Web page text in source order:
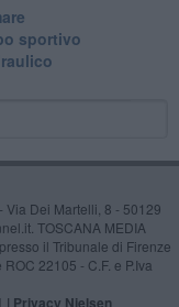
sportivo
Via Dei Martelli, 8 - 50129
TOSCANA MEDIA
il Tribunale di Firenze
22105 - C.F. e P.Iva
| Privacy Nielsen